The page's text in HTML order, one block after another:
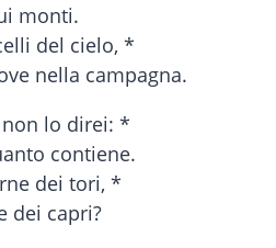
monti.
del cielo, *
nella campagna.
non lo direi: *
contiene.
dei tori, *
dei capri?